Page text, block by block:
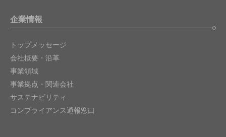
企業情報
トップメッセージ
会社概要・沿革
事業領域
事業拠点・関連会社
サステナビリティ
コンプライアンス通報窓口